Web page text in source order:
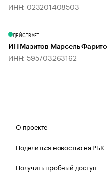
ИНН: 023201408503
ДЕЙСТВУЕТ
ИП Мазитов Марсель
ИНН: 595703263162
О проекте
Поделиться новостью на РБК
Получить пробный доступ